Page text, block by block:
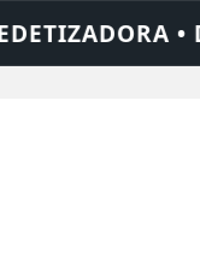
DE FOSSA •